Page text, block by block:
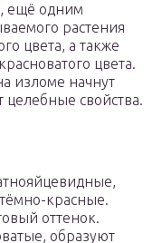
ещё одним
растения
цвета, а также
цвета.
изломе начнут
свойства.
красные.
оттенок.
образуют